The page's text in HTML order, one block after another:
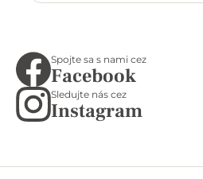
Spojte sa s nami cez
Facebook
Sledujte nás cez
Instagram